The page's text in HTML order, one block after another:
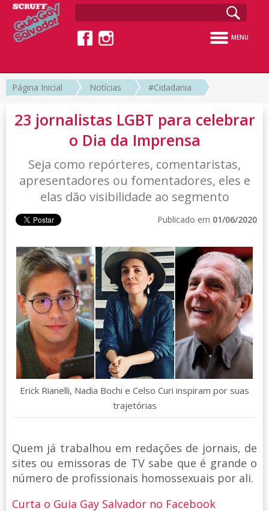
MENU
Página Inicial Notícias #Cidadania
23 jornalistas LGBT para celebrar
o Dia da Imprensa
Seja como repórteres, comentaristas,
apresentadores ou fomentadores, eles e
elas dão visibilidade ao segmento
Publicado em 01/06/2020
Erick Rianelli, Nadia Bochi e Celso Curi inspiram por suas
trajetórias
Quem já trabalhou em redações de jornais, de
sites ou emissoras de TV sabe que é grande o
número de profissionais homossexuais por ali.
Curta o Guia Gay Salvador no Facebook